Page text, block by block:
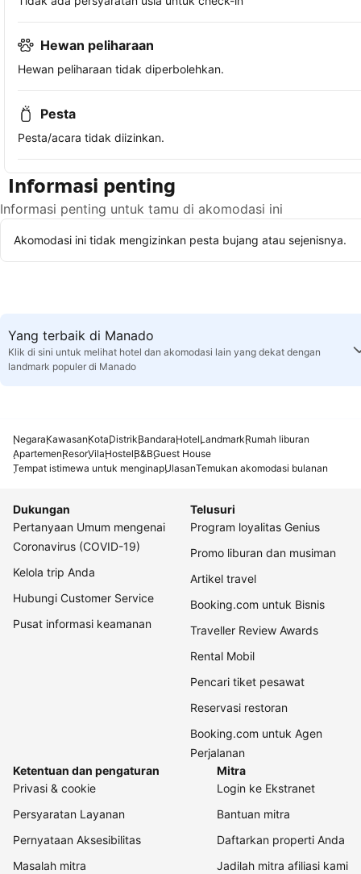
Hewan peliharaan
Hewan peliharaan tidak diperbolehkan.
Pesta
Pesta/acara tidak diizinkan.
Informasi penting
Informasi penting untuk tamu di akomodasi ini
Akomodasi ini tidak mengizinkan pesta bujang atau sejenisnya.
Yang terbaik di Manado
Klik di sini untuk melihat hotel dan akomodasi lain yang dekat dengan
landmark populer di Manado
NegaraKawasanKotaDistrikBandaraHotelLandmarkRumah liburan
ApartemenResorVilaHostelB&BGuest House
Tempat istimewa untuk menginapUlasanTemukan akomodasi bulanan
Dukungan
Pertanyaan Umum mengenai
Coronavirus (COVID-19)
Kelola trip Anda
Hubungi Customer Service
Pusat informasi keamanan
Telusuri
Program loyalitas Genius
Promo liburan dan musiman
Artikel travel
Booking.com untuk Bisnis
Traveller Review Awards
Rental Mobil
Pencari tiket pesawat
Reservasi restoran
Booking.com untuk Agen
Perjalanan
Ketentuan dan pengaturan
Privasi & cookie
Persyaratan Layanan
Pernyataan Aksesibilitas
Masalah mitra
Mitra
Login ke Ekstranet
Bantuan mitra
Daftarkan properti Anda
Jadilah mitra afiliasi kami